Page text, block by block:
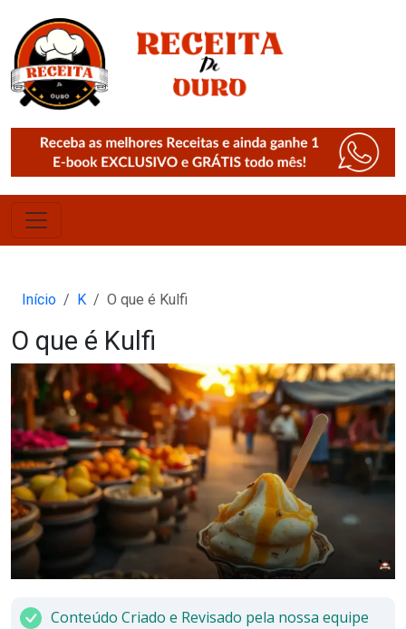
Início K O que é Kulfi
O que é Kulfi
Conteúdo Criado e Revisado pela nossa equipe